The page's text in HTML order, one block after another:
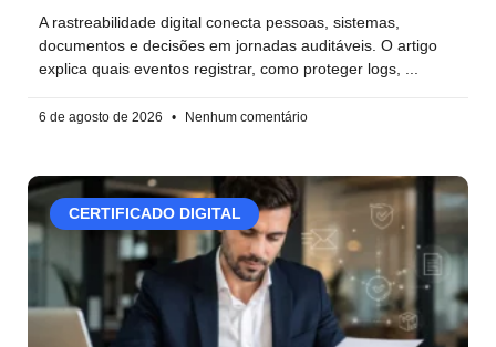
A rastreabilidade digital conecta pessoas, sistemas,
documentos e decisões em jornadas auditáveis. O artigo
explica quais eventos registrar, como proteger logs,
6 de agosto de 2026 Nenhum comentário
CERTIFICADO DIGITAL